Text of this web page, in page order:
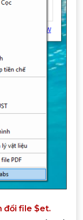
đổi file $et.